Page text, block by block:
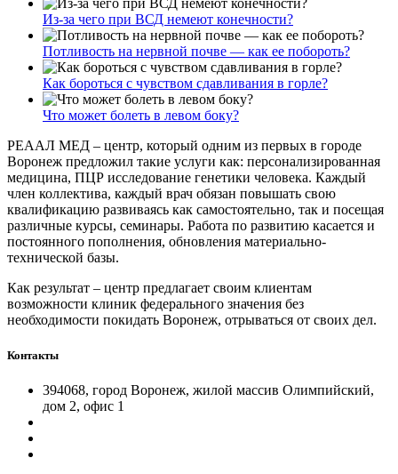
Из-за чего при ВСД немеют конечности?
Потливость на нервной почве — как ее побороть?
Как бороться с чувством сдавливания в горле?
Что может болеть в левом боку?
РЕААЛ МЕД – центр, который одним из первых в городе
Воронеж предложил такие услуги как: персонализированная
медицина, ПЦР исследование генетики человека. Каждый
член коллектива, каждый врач обязан повышать свою
квалификацию развиваясь как самостоятельно, так и посещая
различные курсы, семинары. Работа по развитию касается и
постоянного пополнения, обновления материально-
технической базы.
Как результат – центр предлагает своим клиентам
возможности клиник федерального значения без
необходимости покидать Воронеж, отрываться от своих дел.
Контакты
394068, город Воронеж, жилой массив Олимпийский,
дом 2, офис 1